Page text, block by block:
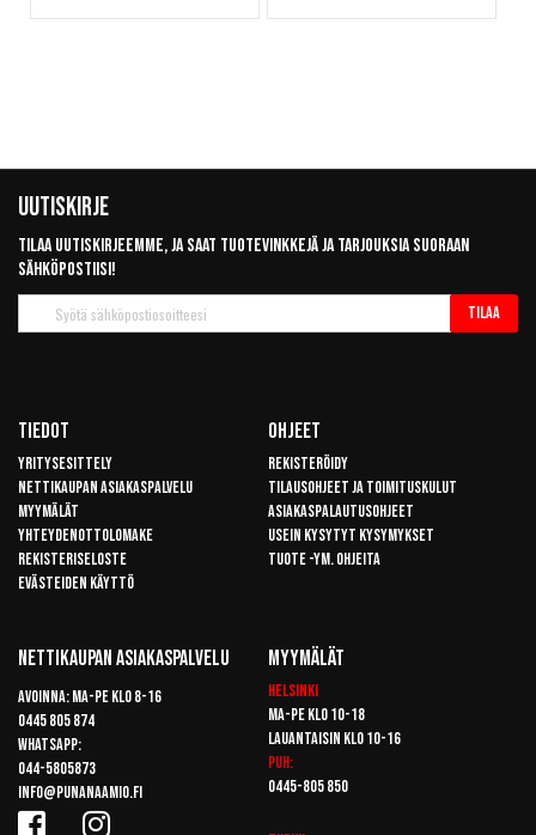
Uutiskirje
Tilaa uutiskirjeemme, ja saat tuotevinkkejä ja tarjouksia suoraan
sähköpostiisi!
uutiskirje
Tilaa
Tiedot
Yritysesittely
Nettikaupan asiakaspalvelu
Myymälät
Yhteydenottolomake
Rekisteriseloste
Evästeiden käyttö
Ohjeet
Rekisteröidy
Tilausohjeet ja toimituskulut
Asiakaspalautusohjeet
Usein kysytyt kysymykset
Tuote -ym. ohjeita
Nettikaupan Asiakaspalvelu
Avoinna: Ma-pe klo 8-16
0445 805 874
Whatsapp:
044-5805873
info@punanaamio.fi
Myymälät
Helsinki
Ma-pe klo 10-18
Lauantaisin klo 10-16
Puh:
0445-805 850